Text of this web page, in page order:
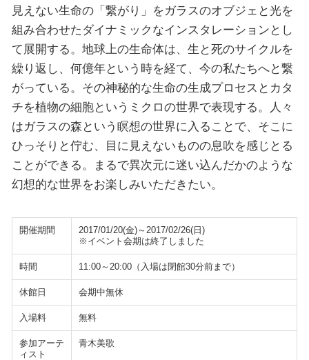
見えない生命の「繋がり」をガラスのオブジェと光を
組み合わせたダイナミックなインスタレーションとし
て展開する。地球上の生命体は、生と死のサイクルを
繰り返し、何億年という時を経て、今の私たちへと繋
がっている。その神秘的な生命の生成プロセスとカタ
チを植物の細胞というミクロの世界で表現する。人々
はガラスの森という瞑想の世界に入ることで、そこに
ひっそりと佇む、目に見えないものの息吹を感じとる
ことができる。まるで異次元に迷い込んだかのような
幻想的な世界をお楽しみいただきたい。
開催期間
2017/01/20(金)～2017/02/26(日)
※イベント会期は終了しました
時間 11:00～20:00（入場は閉館30分前まで）
休館日 会期中無休
入場料 無料
参加アーテ
ィスト
青木美歌